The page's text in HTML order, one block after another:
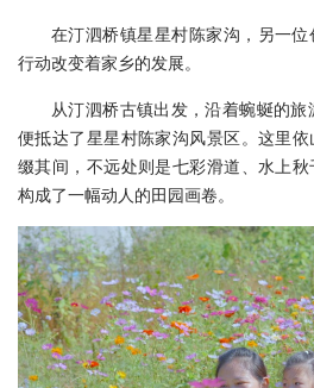
在汀泗桥镇星星村陈家沟，另一
行动改变着家乡的发展。
从汀泗桥古镇出发，沿着蜿蜒的旅
便抵达了星星村陈家沟风景区。这里
缀其间，不远处则是七彩滑道、水上秋
构成了一幅动人的田园画卷。